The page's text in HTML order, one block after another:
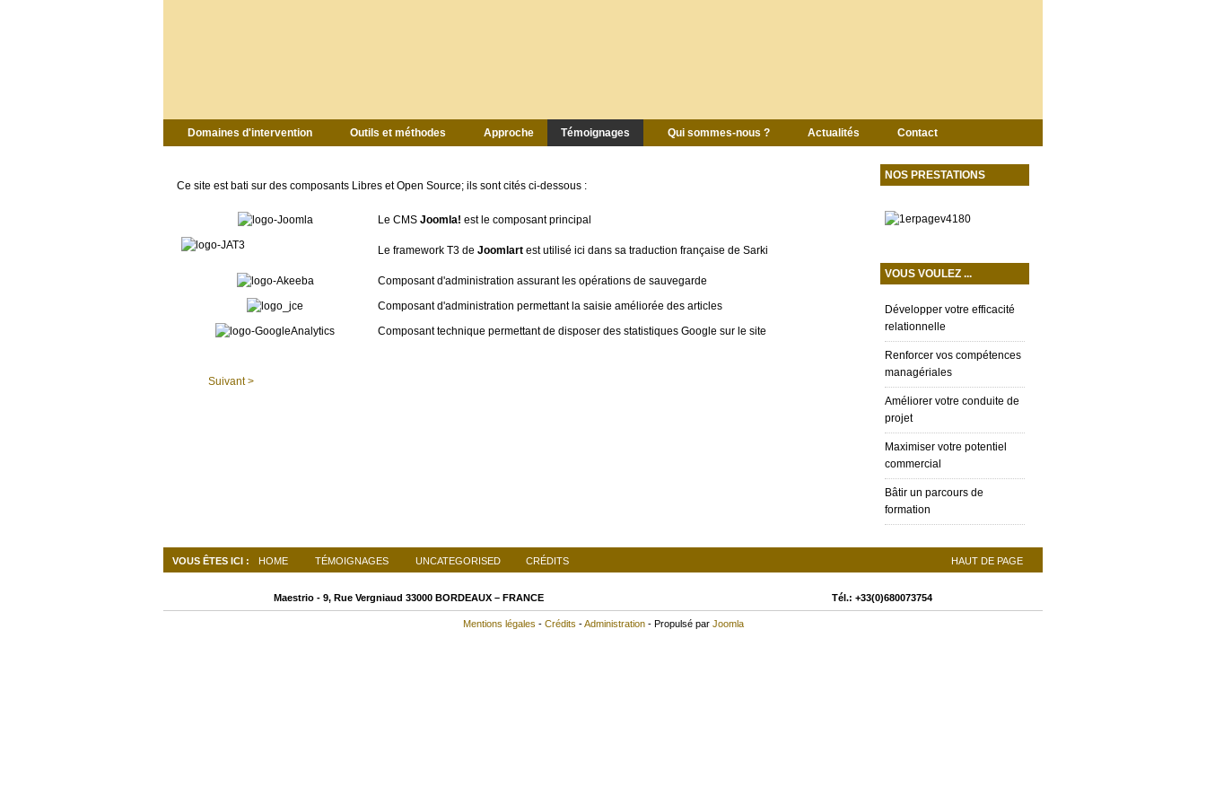
Domaines d'intervention Outils et méthodes Approche Témoignages Qui sommes-nous ? Actualités Contact
Ce site est bati sur des composants Libres et Open Source; ils sont cités ci-dessous :
Le CMS Joomla! est le composant principal
Le framework T3 de Joomlart est utilisé ici dans sa traduction française de Sarki
Composant d'administration assurant les opérations de sauvegarde
Composant d'administration permettant la saisie améliorée des articles
Composant technique permettant de disposer des statistiques Google sur le site
Suivant >
NOS PRESTATIONS
VOUS VOULEZ ...
Développer votre efficacité
relationnelle
Renforcer vos compétences
managériales
Améliorer votre conduite de
projet
Maximiser votre potentiel
commercial
Bâtir un parcours de
formation
VOUS ÊTES ICI : HOME TÉMOIGNAGES UNCATEGORISED CRÉDITS HAUT DE PAGE
Maestrio - 9, Rue Vergniaud 33000 BORDEAUX – FRANCE Tél.: +33(0)680073754
Mentions légales - Crédits -Administration- Propulsé par Joomla